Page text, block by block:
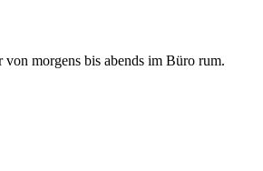
morgens bis abends im Büro rum.